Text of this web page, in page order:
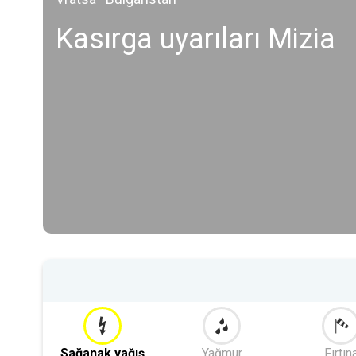
Kasırga uyarıları Mizia